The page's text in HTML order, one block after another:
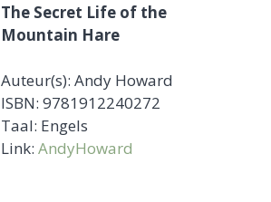
The Secret Life of the
Mountain Hare
Auteur(s): Andy Howard
ISBN: 9781912240272
Taal: Engels
Link:AndyHoward